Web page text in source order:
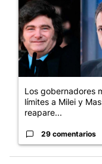
Los gobernadores
límites a Milei y
reapare...
29 comentarios